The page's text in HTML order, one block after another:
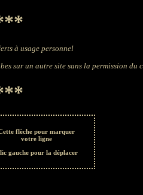
à usage personnel
sur un autre site sans la permission du
flèche pour marquer
votre ligne
gauche pour la déplacer